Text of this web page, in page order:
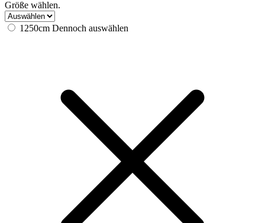
Größe wählen.
1250cm Dennoch auswählen